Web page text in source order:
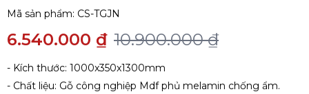
Mã sản phẩm: CS-TGJN
6.540.000 ₫ 10.900.000 ₫
- Kích thước: 1000x350x1300mm
- Chất liệu: Gỗ công nghiệp Mdf phủ melamin chống ẩm.